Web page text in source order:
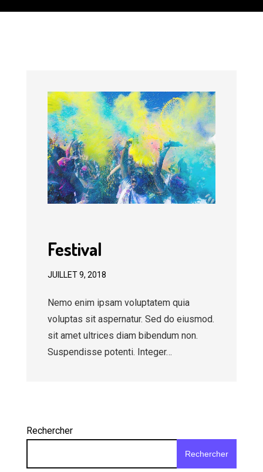
Festival
JUILLET 9, 2018
Nemo enim ipsam voluptatem quia
voluptas sit aspernatur. Sed do eiusmod.
sit amet ultrices diam bibendum non.
Suspendisse potenti. Integer…
Rechercher
Rechercher